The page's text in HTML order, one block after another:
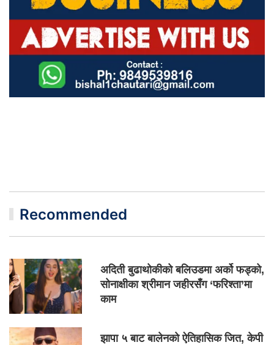
Recommended
अदिती बुढाथोकीको बलिउडमा अर्को फड्को,
सोनाक्षीका श्रीमान जहीरसँग ‘फरिश्ता’मा
काम
झापा ५ बाट बालेनको ऐतिहासिक जित, केपी